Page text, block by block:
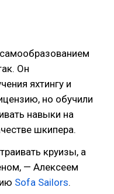
Он
яхтингу и
но обучили
навыки на
шкипера.
круизы, а
— Алексеем
Sofa Sailors.